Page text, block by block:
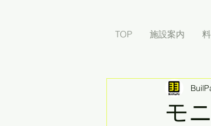
TOP 施設案内
モ